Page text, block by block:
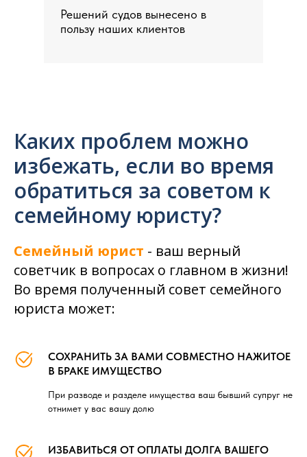
Решений судов вынесено в
пользу наших клиентов
Каких проблем можно
избежать, если во время
обратиться за советом к
семейному юристу?
Семейный юрист - ваш верный
советчик в вопросах о главном в жизни!
Во время полученный совет семейного
юриста может:
СОХРАНИТЬ ЗА ВАМИ СОВМЕСТНО НАЖИТОЕ
В БРАКЕ ИМУЩЕСТВО
При разводе и разделе имущества ваш бывший супруг не
отнимет у вас вашу долю
ИЗБАВИТЬСЯ ОТ ОПЛАТЫ ДОЛГА ВАШЕГО